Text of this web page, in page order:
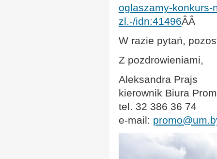
oglaszamy-konkurs-
zl.-/idn:41496ÂÂ
W razie pytań,
Z pozdrowieniami,
Aleksandra Prajs
kierownik Biura
tel. 32 386 36 74
e-mail: